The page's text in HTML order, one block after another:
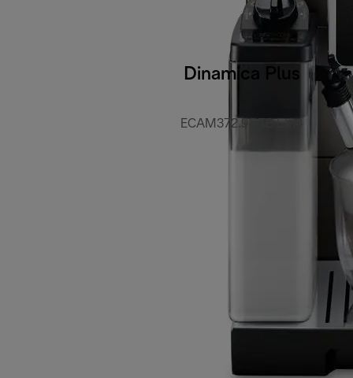
Dinamica Plus
ECAM372.95.TB EX:4